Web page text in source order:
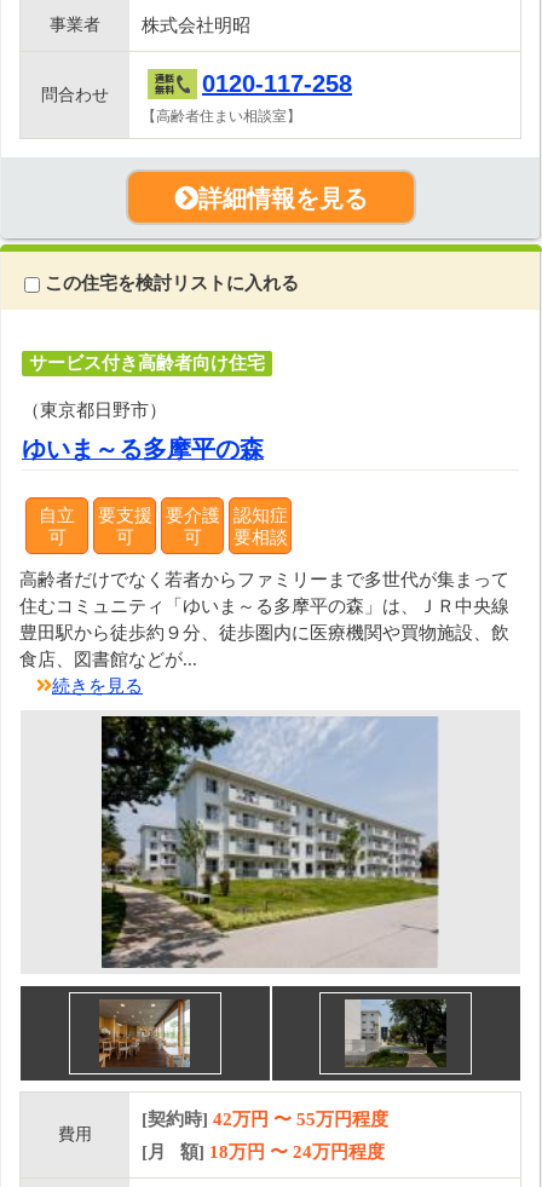
事業者 株式会社明昭
問合わせ 0120-117-258
【高齢者住まい相談室】
詳細情報を見る
この住宅を検討リストに入れる
サービス付き高齢者向け住宅
（東京都日野市）
ゆいま～る多摩平の森
自立
可
要支援
可
要介護
可
認知症
要相談
高齢者だけでなく若者からファミリーまで多世代が集まって
住むコミュニティ「ゆいま～る多摩平の森」は、ＪＲ中央線
豊田駅から徒歩約９分、徒歩圏内に医療機関や買物施設、飲
食店、図書館などが...
続きを見る
費用
[契約時] 42万円 〜 55万円程度
[月 額] 18万円 〜 24万円程度